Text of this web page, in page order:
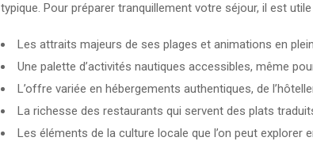
typique. Pour préparer tranquillement votre séjour, il est
Les attraits majeurs de ses plages et animations en
Une palette d’activités nautiques accessibles, même
L’offre variée en hébergements authentiques, de
La richesse des restaurants qui servent des plats
Les éléments de la culture locale que l’on peut explorer